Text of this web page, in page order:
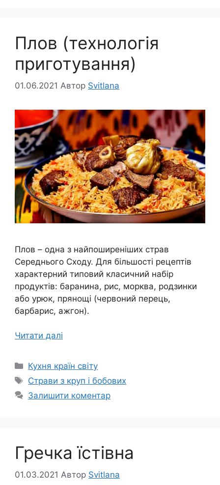
Плов (технологія
приготування)
01.06.2021 Автор Svitlana
Плов – одна з найпоширеніших страв
Середнього Сходу. Для більшості рецептів
характерний типовий класичний набір
продуктів: баранина, рис, морква, родзинки
або урюк, прянощі (червоний перець,
барбарис, ажгон).
Читати далі
Категорії
Кухня країн світу
Позначки
Страви з круп і бобових
Залишити коментар
Гречка їстівна
01.03.2021 Автор Svitlana